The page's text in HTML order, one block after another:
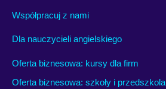
Współpracuj z nami
Dla nauczycieli angielskiego
Oferta biznesowa: kursy dla firm
Oferta biznesowa: szkoły i przedszkola